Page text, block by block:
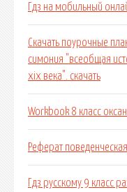
Гдз на мобильный
Скачать поурочные
симония "всеобщая
xix века". скачать
Workbook 8 класс
Реферат
Гдз русскому 9 класс